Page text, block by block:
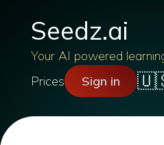
Seedz.ai
Your AI powered
Prices
Sign in